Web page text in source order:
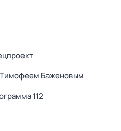
Тимофеем Баженовым
112